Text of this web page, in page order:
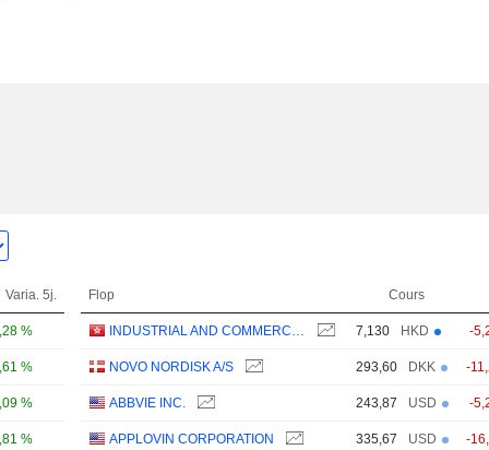
Varia. 5j.
%
%
%
%
Flop Cours
INDUSTRIAL AND COMMERCIAL BANK OF CHINA LIMITED 7,130 HKD -
NOVO NORDISK A/S 293,60 DKK -
ABBVIE INC. 243,87 USD -
APPLOVIN CORPORATION 335,67 USD -